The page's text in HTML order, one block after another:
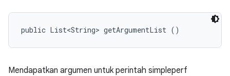
public List<String> getArgumentList ()
Mendapatkan argumen untuk perintah simpleperf